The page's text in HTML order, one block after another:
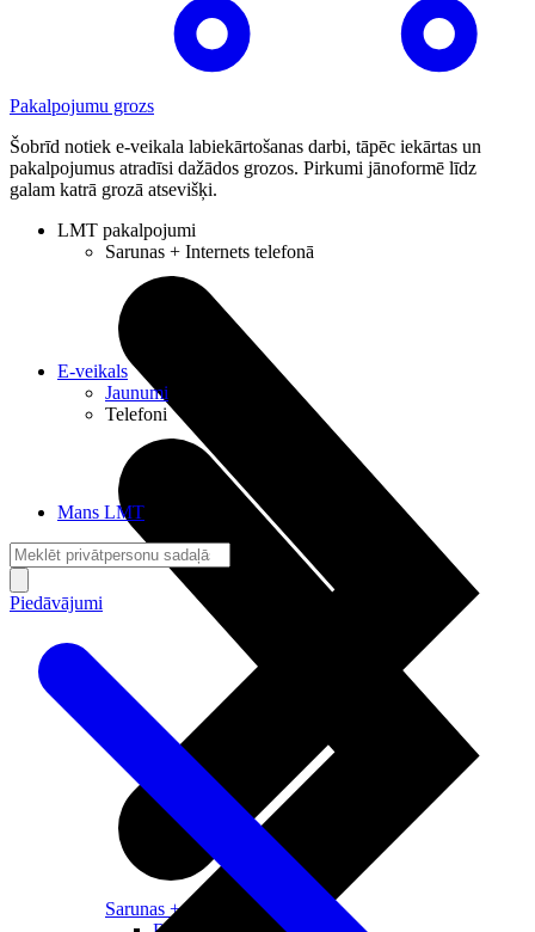
Pakalpojumu grozs
Šobrīd notiek e-veikala labiekārtošanas darbi, tāpēc iekārtas un
pakalpojumus atradīsi dažādos grozos. Pirkumi jānoformē līdz
galam katrā grozā atsevišķi.
LMT pakalpojumi
Sarunas + Internets telefonā
Sarunas + Internets
E-veikals
Jaunumi
Telefoni
Mans LMT
Piedāvājumi